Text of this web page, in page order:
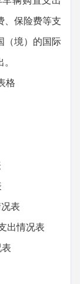
、保险费等支
（境）的国际
格
表
出情况表